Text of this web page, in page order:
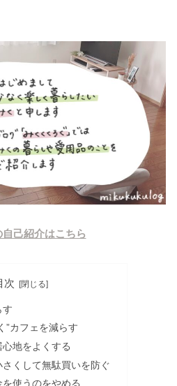
己紹介はこちら
次
”カフェを減らす
地をよくする
くして無駄買いを防ぐ
使うのをやめる